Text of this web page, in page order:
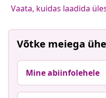
Vaata, kuidas laadida
Võtke meiega
Mine abiinfolehele